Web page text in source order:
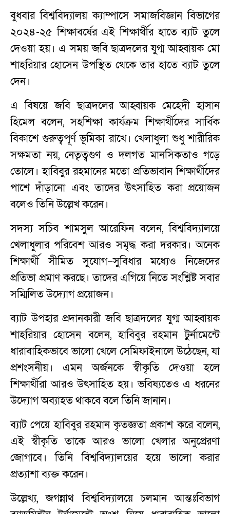
বুধবার বিশ্ববিদ্যালয় ক্যাম্পাসে সমাজবিজ্ঞান বিভাগের
২০২৪-২৫ শিক্ষাবর্ষের এই শিক্ষার্থীর হাতে ব্যাট তুলে
দেওয়া হয়। এ সময় জবি ছাত্রদলের যুগ্ম আহ্বায়ক মো
শাহরিয়ার হোসেন উপস্থিত থেকে তার হাতে ব্যাট তুলে
দেন।
এ বিষয়ে জবি ছাত্রদলের আহ্বায়ক মেহেদী হাসান
হিমেল বলেন, সহশিক্ষা কার্যক্রম শিক্ষার্থীদের সার্বিক
বিকাশে গুরুত্বপূর্ণ ভূমিকা রাখে। খেলাধুলা শুধু শারীরিক
সক্ষমতা নয়, নেতৃত্বগুণ ও দলগত মানসিকতাও গড়ে
তোলে। হাবিবুর রহমানের মতো প্রতিভাবান শিক্ষার্থীদের
পাশে দাঁড়ানো এবং তাদের উৎসাহিত করা প্রয়োজন
বলেও তিনি উল্লেখ করেন।
সদস্য সচিব শামসুল আরেফিন বলেন, বিশ্ববিদ্যালয়ে
খেলাধুলার পরিবেশ আরও সমৃদ্ধ করা দরকার। অনেক
শিক্ষার্থী সীমিত সুযোগ–সুবিধার মধ্যেও নিজেদের
প্রতিভা প্রমাণ করছে। তাদের এগিয়ে নিতে সংশ্লিষ্ট সবার
সম্মিলিত উদ্যোগ প্রয়োজন।
ব্যাট উপহার প্রদানকারী জবি ছাত্রদলের যুগ্ম আহ্বায়ক
শাহরিয়ার হোসেন বলেন, হাবিবুর রহমান টুর্নামেন্টে
ধারাবাহিকভাবে ভালো খেলে সেমিফাইনালে উঠেছেন, যা
প্রশংসনীয়। এমন অর্জনকে স্বীকৃতি দেওয়া হলে
শিক্ষার্থীরা আরও উৎসাহিত হয়। ভবিষ্যতেও এ ধরনের
উদ্যোগ অব্যাহত থাকবে বলে তিনি জানান।
ব্যাট পেয়ে হাবিবুর রহমান কৃতজ্ঞতা প্রকাশ করে বলেন,
এই স্বীকৃতি তাকে আরও ভালো খেলার অনুপ্রেরণা
জোগাবে। তিনি বিশ্ববিদ্যালয়ের হয়ে ভালো করার
প্রত্যাশা ব্যক্ত করেন।
উল্লেখ্য, জগন্নাথ বিশ্ববিদ্যালয়ে চলমান আন্তঃবিভাগ